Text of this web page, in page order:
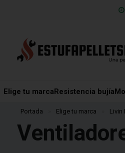
Elige tu marcaResistencia bujía
Portada Elige tu marca Livin